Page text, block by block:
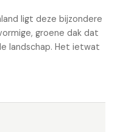
ligt deze bijzondere
groene dak dat
landschap. Het ietwat